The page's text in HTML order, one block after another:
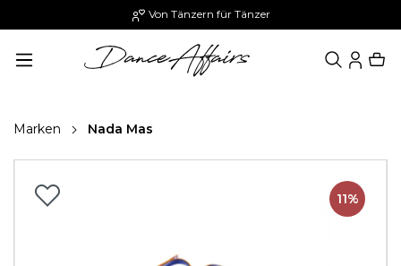
Von Tänzern für Tänzer
Marken Nada Mas
11%